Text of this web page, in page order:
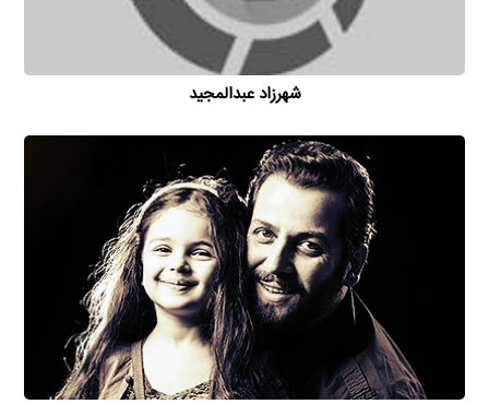
شهرزاد عبدالمجید